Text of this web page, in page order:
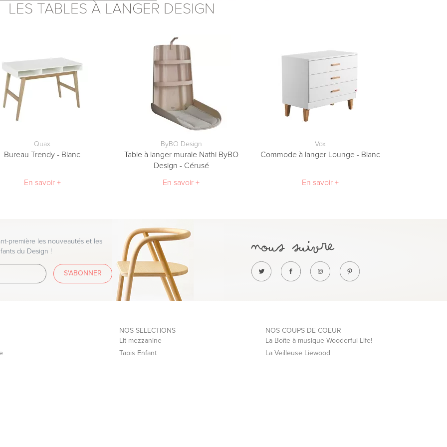
appel à des transporteurs
de la Banque Populaire.
LES TABLES À LANGER DESIGN
Quax
Bureau Trendy - Blanc
En savoir +
ByBO Design
Table à langer murale Nathi ByBO
Design - Cérusé
En savoir +
Vox
Commode à langer Lounge - Blanc
En savoir +
première les nouveautés et les
du Design !
S'ABONNER
NOS SELECTIONS
Lit mezzanine
Tapis Enfant
NOS COUPS DE COEUR
La Boîte à musique Wooderful Life!
La Veilleuse Liewood